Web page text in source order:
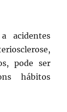
acidentes
pode ser
hábitos